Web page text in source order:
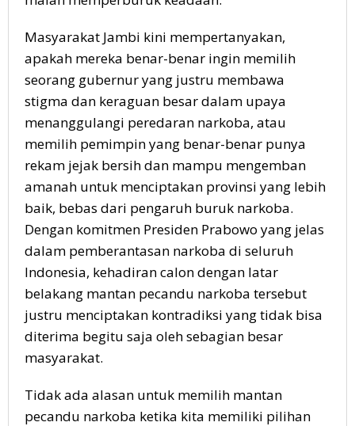
Masyarakat Jambi kini mempertanyakan,
apakah mereka benar-benar ingin memilih
seorang gubernur yang justru membawa
stigma dan keraguan besar dalam upaya
menanggulangi peredaran narkoba, atau
memilih pemimpin yang benar-benar punya
rekam jejak bersih dan mampu mengemban
amanah untuk menciptakan provinsi yang lebih
baik, bebas dari pengaruh buruk narkoba.
Dengan komitmen Presiden Prabowo yang jelas
dalam pemberantasan narkoba di seluruh
Indonesia, kehadiran calon dengan latar
belakang mantan pecandu narkoba tersebut
justru menciptakan kontradiksi yang tidak bisa
diterima begitu saja oleh sebagian besar
masyarakat.
Tidak ada alasan untuk memilih mantan
pecandu narkoba ketika kita memiliki pilihan